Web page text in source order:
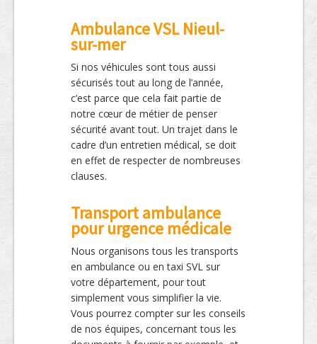
Ambulance VSL Nieul-
sur-mer
Si nos véhicules sont tous aussi
sécurisés tout au long de l’année,
c’est parce que cela fait partie de
notre cœur de métier de penser
sécurité avant tout. Un trajet dans le
cadre d’un entretien médical, se doit
en effet de respecter de nombreuses
clauses.
Transport ambulance
pour urgence médicale
Nous organisons tous les transports
en ambulance ou en taxi SVL sur
votre département, pour tout
simplement vous simplifier la vie.
Vous pourrez compter sur les conseils
de nos équipes, concernant tous les